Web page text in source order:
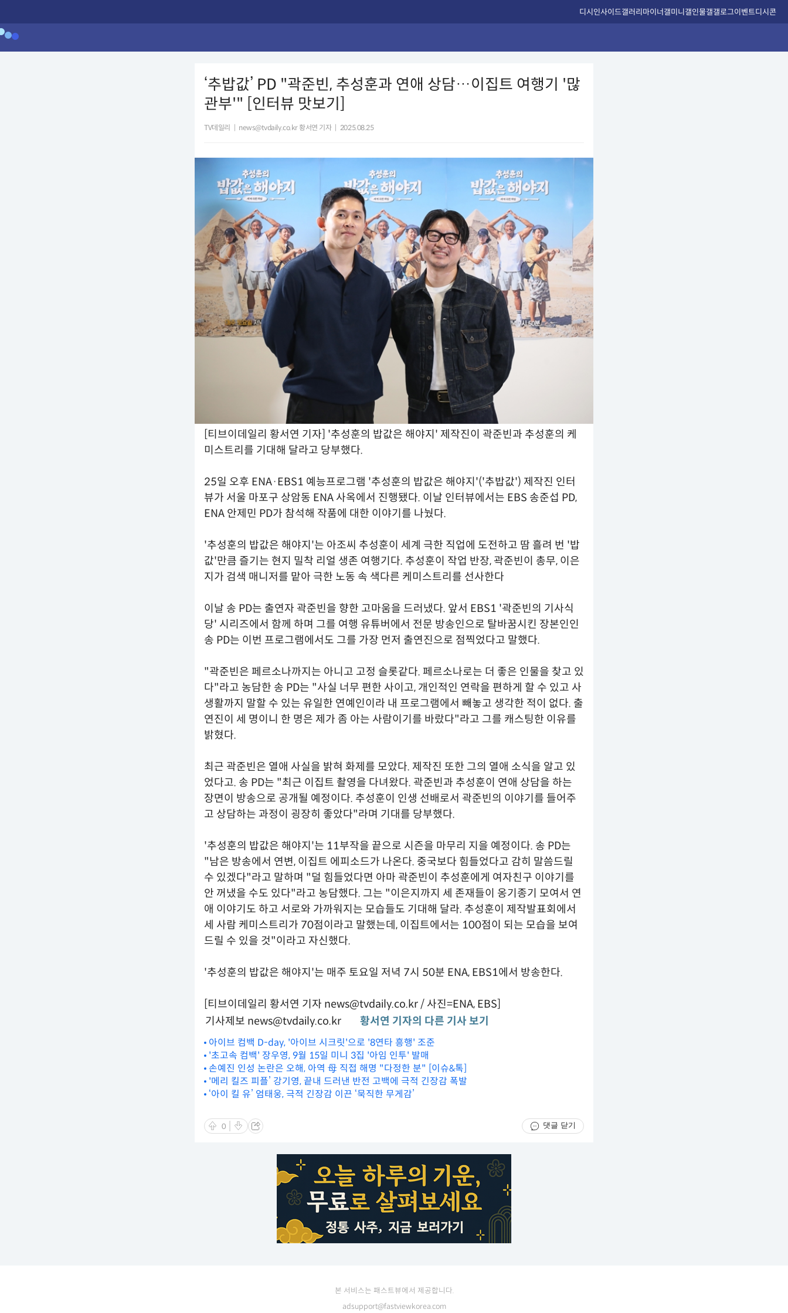
디시인사이드갤러리마이너갤미니갤인물갤갤로그이벤트디시콘
‘추밥값’ PD "곽준빈, 추성훈과 연애 상담…이집트 여행기 '많
관부'" [인터뷰 맛보기]
TV데일리 news@tvdaily.co.kr 황서연 기자 2025.08.25
[티브이데일리 황서연 기자] '추성훈의 밥값은 해야지' 제작진이 곽준빈과 추성훈의 케
미스트리를 기대해 달라고 당부했다.
25일 오후 ENA·EBS1 예능프로그램 '추성훈의 밥값은 해야지'('추밥값') 제작진 인터
뷰가 서울 마포구 상암동 ENA 사옥에서 진행됐다. 이날 인터뷰에서는 EBS 송준섭 PD,
ENA 안제민 PD가 참석해 작품에 대한 이야기를 나눴다.
'추성훈의 밥값은 해야지'는 아조씨 추성훈이 세계 극한 직업에 도전하고 땀 흘려 번 '밥
값'만큼 즐기는 현지 밀착 리얼 생존 여행기다. 추성훈이 작업 반장, 곽준빈이 총무, 이은
지가 검색 매니저를 맡아 극한 노동 속 색다른 케미스트리를 선사한다
이날 송 PD는 출연자 곽준빈을 향한 고마움을 드러냈다. 앞서 EBS1 '곽준빈의 기사식
당' 시리즈에서 함께 하며 그를 여행 유튜버에서 전문 방송인으로 탈바꿈시킨 장본인인
송 PD는 이번 프로그램에서도 그를 가장 먼저 출연진으로 점찍었다고 말했다.
"곽준빈은 페르소나까지는 아니고 고정 슬롯같다. 페르소나로는 더 좋은 인물을 찾고 있
다"라고 농담한 송 PD는 "사실 너무 편한 사이고, 개인적인 연락을 편하게 할 수 있고 사
생활까지 말할 수 있는 유일한 연예인이라 내 프로그램에서 빼놓고 생각한 적이 없다. 출
연진이 세 명이니 한 명은 제가 좀 아는 사람이기를 바랐다"라고 그를 캐스팅한 이유를
밝혔다.
최근 곽준빈은 열애 사실을 밝혀 화제를 모았다. 제작진 또한 그의 열애 소식을 알고 있
었다고. 송 PD는 "최근 이집트 촬영을 다녀왔다. 곽준빈과 추성훈이 연애 상담을 하는
장면이 방송으로 공개될 예정이다. 추성훈이 인생 선배로서 곽준빈의 이야기를 들어주
고 상담하는 과정이 굉장히 좋았다"라며 기대를 당부했다.
'추성훈의 밥값은 해야지'는 11부작을 끝으로 시즌을 마무리 지을 예정이다. 송 PD는
"남은 방송에서 연변, 이집트 에피소드가 나온다. 중국보다 힘들었다고 감히 말씀드릴
수 있겠다"라고 말하며 "덜 힘들었다면 아마 곽준빈이 추성훈에게 여자친구 이야기를
안 꺼냈을 수도 있다"라고 농담했다. 그는 "이은지까지 세 존재들이 옹기종기 모여서 연
애 이야기도 하고 서로와 가까워지는 모습들도 기대해 달라. 추성훈이 제작발표회에서
세 사람 케미스트리가 70점이라고 말했는데, 이집트에서는 100점이 되는 모습을 보여
드릴 수 있을 것"이라고 자신했다.
'추성훈의 밥값은 해야지'는 매주 토요일 저녁 7시 50분 ENA, EBS1에서 방송한다.
[티브이데일리 황서연 기자 news@tvdaily.co.kr / 사진=ENA, EBS]
기사제보 news@tvdaily.co.kr 황서연 기자의 다른 기사 보기
아이브 컴백 D-day, '아이브 시크릿'으로 '8연타 흥행' 조준
'초고속 컴백' 장우영, 9월 15일 미니 3집 '아임 인투' 발매
손예진 인성 논란은 오해, 아역 母 직접 해명 "다정한 분" [이슈&톡]
'메리 킬즈 피플’ 강기영, 끝내 드러낸 반전 고백에 극적 긴장감 폭발
‘아이 킬 유’ 엄태웅, 극적 긴장감 이끈 ‘묵직한 무게감’
0 댓글 닫기
본 서비스는 패스트뷰에서 제공합니다.
adsupport@fastviewkorea.com